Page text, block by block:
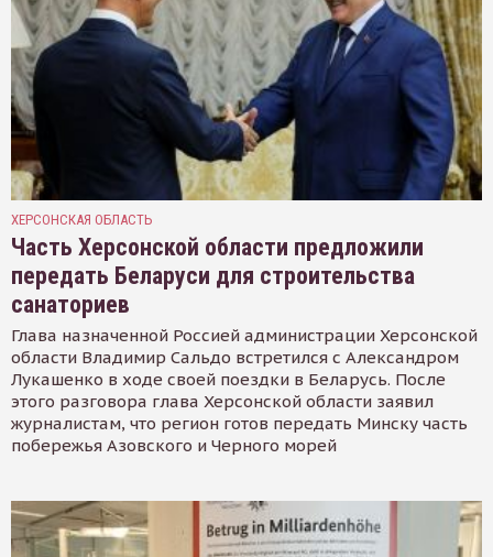
ХЕРСОНСКАЯ ОБЛАСТЬ
Часть Херсонской области предложили
передать Беларуси для строительства
санаториев
Глава назначенной Россией администрации Херсонской
области Владимир Сальдо встретился с Александром
Лукашенко в ходе своей поездки в Беларусь. После
этого разговора глава Херсонской области заявил
журналистам, что регион готов передать Минску часть
побережья Азовского и Черного морей